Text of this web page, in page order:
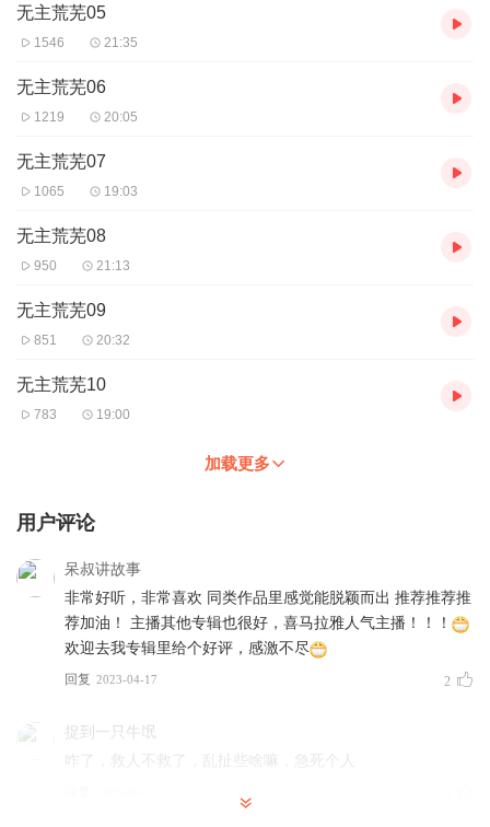
APP】公众号，通过下方菜单栏里【我的-在线客服】咨询在线客
服；
838-5616
无主荒芜05
1546 21:35
无主荒芜06
1219 20:05
无主荒芜07
1065 19:03
无主荒芜08
950 21:13
无主荒芜09
851 20:32
无主荒芜10
783 19:00
加载更多
用户评论
呆叔讲故事
非常好听，非常喜欢 同类作品里感觉能脱颖而出 推荐推荐推
荐加油！ 主播其他专辑也很好，喜马拉雅人气主播！！！
欢迎去我专辑里给个好评，感激不尽
回复 2023-04-17 2
捉到一只牛氓
咋了，救人不救了，乱扯些啥嘛，急死个人